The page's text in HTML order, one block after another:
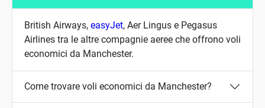
British Airways, easyJet, Aer Lingus e Pegasus
Airlines tra le altre compagnie aeree che offrono voli
economici da Manchester.
Come trovare voli economici da Manchester?